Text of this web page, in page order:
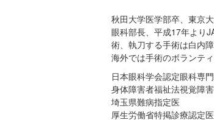
秋田大学医学部卒、東京
眼科部長、平成17年より
術、執刀する手術は白内
海外では手術のボランテ
日本眼科学会認定眼科専
身体障害者福祉法視覚障
埼玉県難病指定医
厚生労働省特掲診療認定